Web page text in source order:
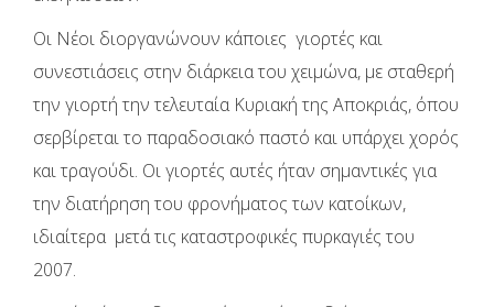
Οι Νέοι διοργανώνουν κάποιες γιορτές και
συνεστιάσεις στην διάρκεια του χειμώνα, με σταθερή
την γιορτή την τελευταία Κυριακή της Αποκριάς, όπου
σερβίρεται το παραδοσιακό παστό και υπάρχει χορός
και τραγούδι. Οι γιορτές αυτές ήταν σημαντικές για
την διατήρηση του φρονήματος των κατοίκων,
ιδιαίτερα μετά τις καταστροφικές πυρκαγιές του
2007.